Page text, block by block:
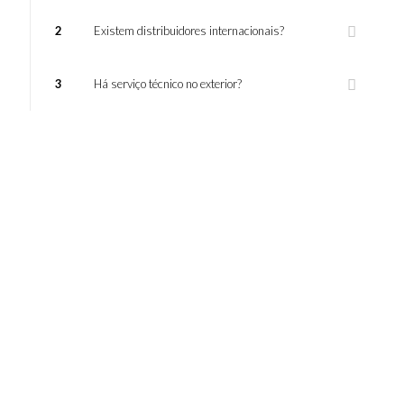
2 Existem distribuidores internacionais?
3 Há serviço técnico no exterior?